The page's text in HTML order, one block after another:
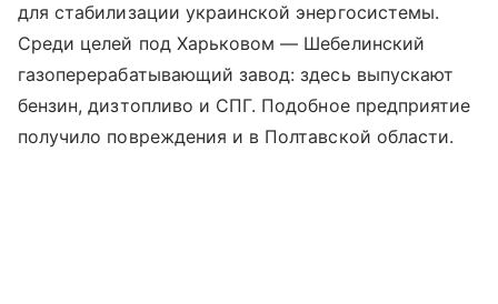
для стабилизации украинской энергосистемы.
Среди целей под Харьковом — Шебелинский
газоперерабатывающий завод: здесь выпускают
бензин, дизтопливо и СПГ. Подобное предприятие
получило повреждения и в Полтавской области.